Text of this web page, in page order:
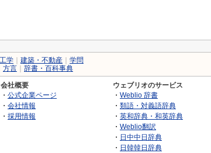
工学 建築・不動産
学問
方言 辞書・百科事典
会社概要
・ 公式企業ページ
・ 会社情報
・ 採用情報
ウェブリオのサービス
・ Weblio 辞書
・ 類語・対義語辞典
・ 英和辞典・和英辞典
・ Weblio翻訳
・ 日中中日辞典
・ 日韓韓日辞典